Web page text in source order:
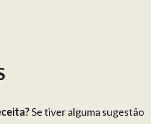
Se tiver alguma sugestão